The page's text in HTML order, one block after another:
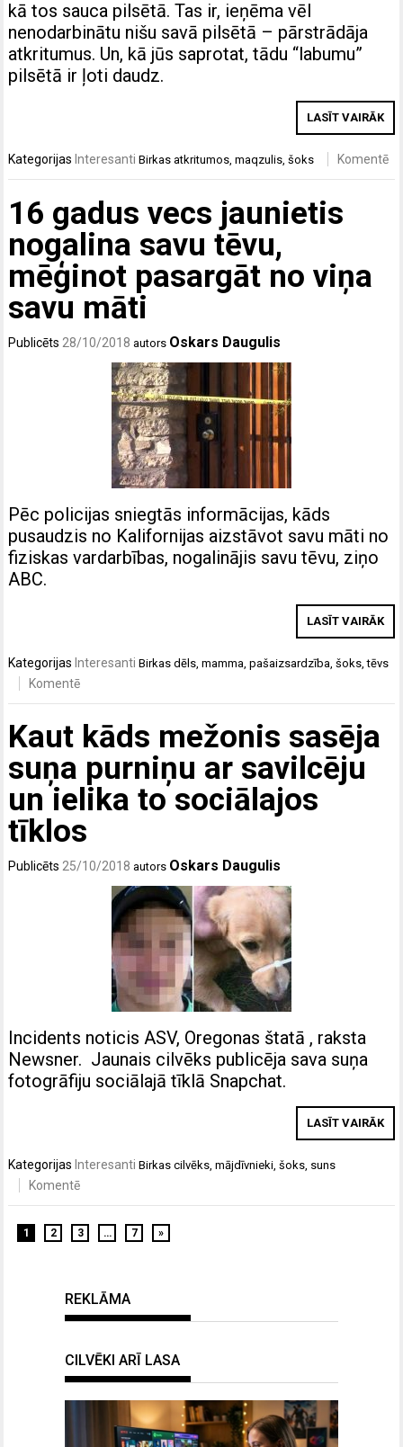
kā tos sauca pilsētā. Tas ir, ieņēma vēl
nenodarbinātu nišu savā pilsētā – pārstrādāja
atkritumus. Un, kā jūs saprotat, tādu “labumu”
pilsētā ir ļoti daudz.
LASĪT VAIRĀK
Kategorijas Interesanti Birkasatkritumos,maqzulis,šoks Komentē
16 gadus vecs jaunietis
nogalina savu tēvu,
mēģinot pasargāt no viņa
savu māti
Publicēts 28/10/2018 autors Oskars Daugulis
Pēc policijas sniegtās informācijas, kāds
pusaudzis no Kalifornijas aizstāvot savu māti no
fiziskas vardarbības, nogalinājis savu tēvu, ziņo
ABC.
LASĪT VAIRĀK
KategorijasInteresanti Birkasdēls ,mamma ,pašaizsardzība ,šoks ,tēvs
Komentē
Kaut kāds mežonis sasēja
suņa purniņu ar savilcēju
un ielika to sociālajos
tīklos
Publicēts 25/10/2018 autors Oskars Daugulis
Incidents noticis ASV, Oregonas štatā , raksta
Newsner. Jaunais cilvēks publicēja sava suņa
fotogrāfiju sociālajā tīklā Snapchat.
LASĪT VAIRĀK
Kategorijas Interesanti Birkascilvēks,mājdīvnieki,šoks, suns
Komentē
1 2 3 … 7 »
REKLĀMA
CILVĒKI ARĪ LASA